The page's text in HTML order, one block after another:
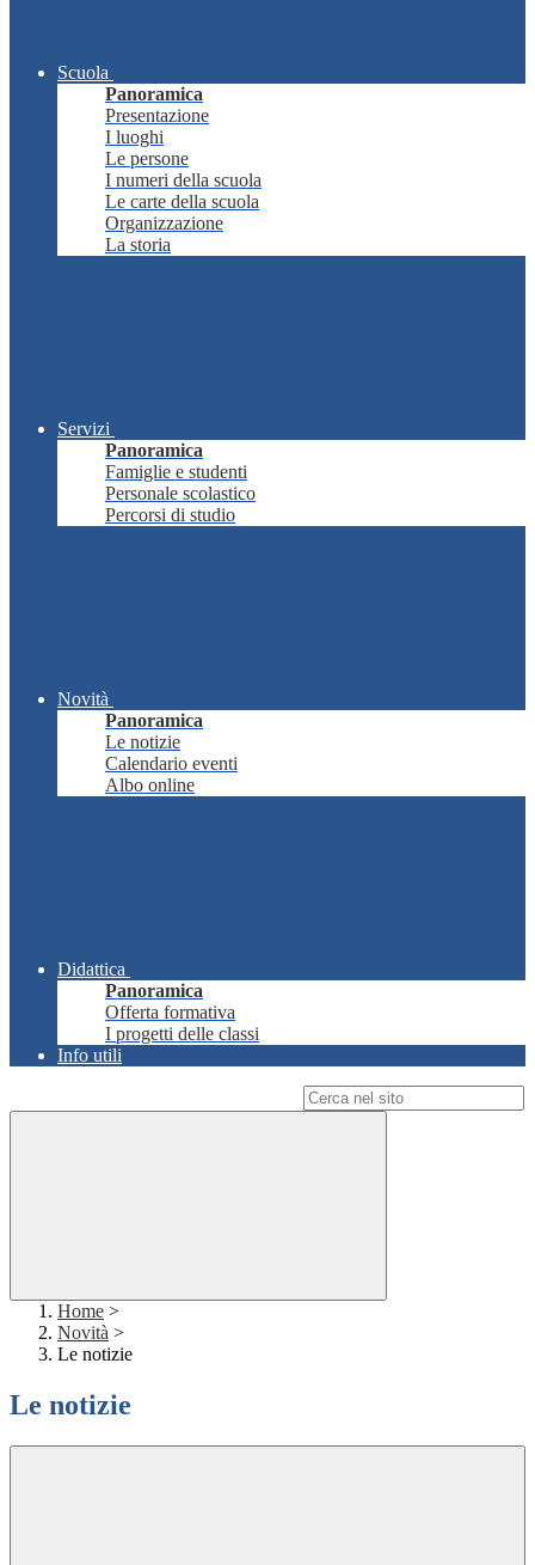
Scuola
Panoramica
Presentazione
I luoghi
Le persone
I numeri della scuola
Le carte della scuola
Organizzazione
La storia
Servizi
Panoramica
Famiglie e studenti
Personale scolastico
Percorsi di studio
Novità
Panoramica
Le notizie
Calendario eventi
Albo online
Didattica
Panoramica
Offerta formativa
I progetti delle classi
Info utili
Home >
Novità >
Le notizie
Le notizie